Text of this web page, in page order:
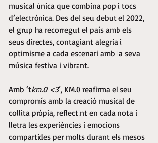
musical única que combina pop i tocs
d’electrònica. Des del seu debut el 2022,
el grup ha recorregut el país amb els
seus directes, contagiant alegria i
optimisme a cada escenari amb la seva
música festiva i vibrant.
Amb ‘tkm.0 <3’, KM.0 reafirma el seu
compromís amb la creació musical de
collita pròpia, reflectint en cada nota i
lletra les experiències i emocions
compartides per molts durant els mesos